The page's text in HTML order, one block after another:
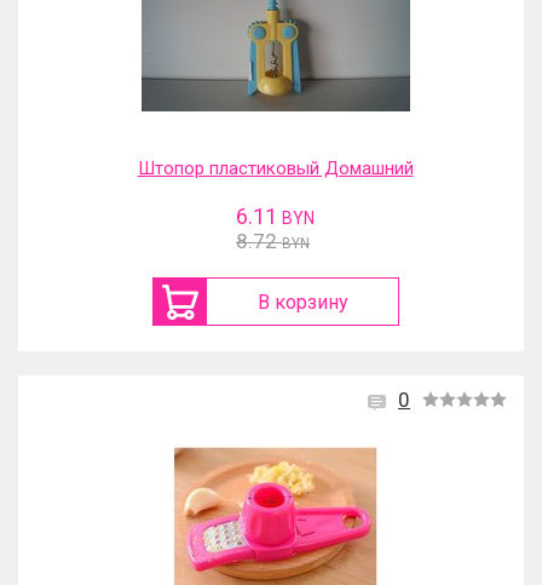
Штопор пластиковый Домашний
6.11 BYN
8.72 BYN
В корзину
0